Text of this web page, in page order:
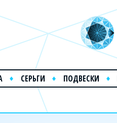
СЕРЬГИ ПОДВЕСКИ